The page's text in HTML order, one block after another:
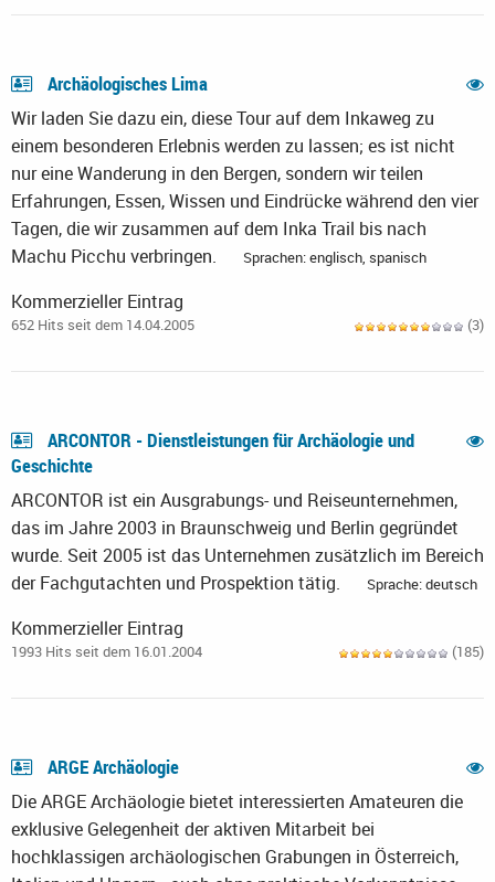
Archäologisches Lima
Wir laden Sie dazu ein, diese Tour auf dem Inkaweg zu
einem besonderen Erlebnis werden zu lassen; es ist nicht
nur eine Wanderung in den Bergen, sondern wir teilen
Erfahrungen, Essen, Wissen und Eindrücke während den vier
Tagen, die wir zusammen auf dem Inka Trail bis nach
Machu Picchu verbringen.
Sprachen: englisch, spanisch
Kommerzieller Eintrag
652 Hits seit dem 14.04.2005 (3)
ARCONTOR - Dienstleistungen für Archäologie und
Geschichte
ARCONTOR ist ein Ausgrabungs- und Reiseunternehmen,
das im Jahre 2003 in Braunschweig und Berlin gegründet
wurde. Seit 2005 ist das Unternehmen zusätzlich im Bereich
der Fachgutachten und Prospektion tätig.
Sprache: deutsch
Kommerzieller Eintrag
1993 Hits seit dem 16.01.2004 (185)
ARGE Archäologie
Die ARGE Archäologie bietet interessierten Amateuren die
exklusive Gelegenheit der aktiven Mitarbeit bei
hochklassigen archäologischen Grabungen in Österreich,